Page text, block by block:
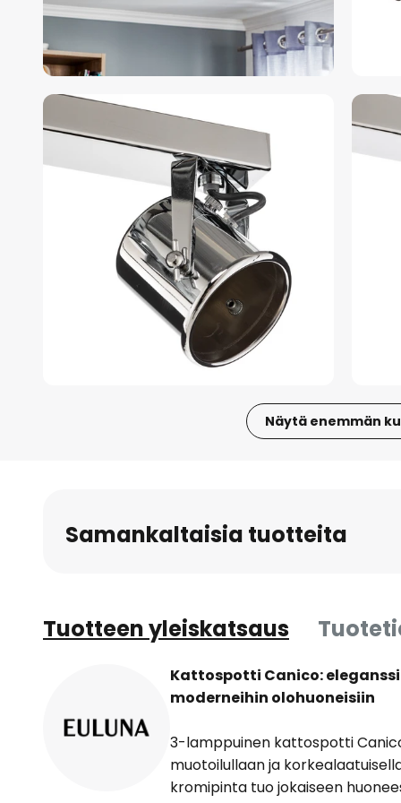
Näytä enemmän
Samankaltaisia tuotteita
Tuotteen yleiskatsaus
Kattospotti Canico:
moderneihin olohuoneisiin
3-lamppuinen kattospotti
muotoilullaan ja
kromipinta tuo jokaiseen